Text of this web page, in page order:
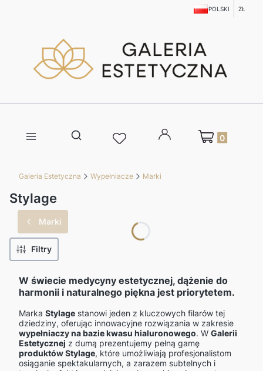
POLSKI ZŁ
Otwórz wyszukiwarkę
Produkty w
Galeria Estetyczna Wypełniacze Marki
Stylage
Marki
Filtry
W świecie medycyny estetycznej, dążenie do
harmonii i naturalnego piękna jest priorytetem.
Marka Stylage stanowi jeden z kluczowych filarów tej
dziedziny, oferując innowacyjne rozwiązania w zakresie
wypełniaczy na bazie kwasu hialuronowego. W Galerii
Estetycznej z dumą prezentujemy pełną gamę
produktów Stylage, które umożliwiają profesjonalistom
osiąganie spektakularnych, a zarazem subtelnych i